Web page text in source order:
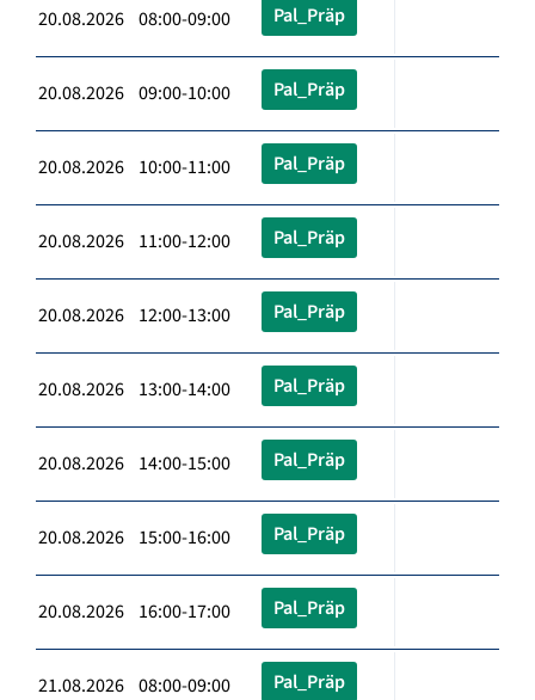
20.08.2026 08:00-09:00 Pal_Präp
20.08.2026 09:00-10:00 Pal_Präp
20.08.2026 10:00-11:00 Pal_Präp
20.08.2026 11:00-12:00 Pal_Präp
20.08.2026 12:00-13:00 Pal_Präp
20.08.2026 13:00-14:00 Pal_Präp
20.08.2026 14:00-15:00 Pal_Präp
20.08.2026 15:00-16:00 Pal_Präp
20.08.2026 16:00-17:00 Pal_Präp
21.08.2026 08:00-09:00 Pal_Präp